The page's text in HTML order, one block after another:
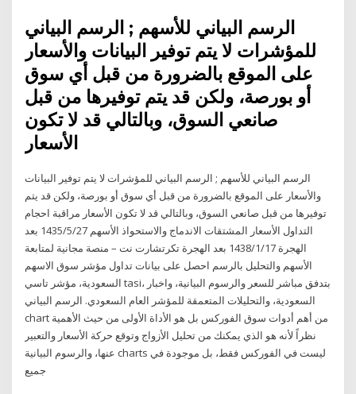
الرسم البياني للأسهم ; الرسم البياني
للمؤشرات لا يتم توفير البيانات والأسعار
على الموقع بالضرورة من قبل أي سوق
أو بورصة، ولكن قد يتم توفيرها من قبل
صانعي السوق، وبالتالي قد لا تكون
الأسعار
الرسم البياني للأسهم ; الرسم البياني للمؤشرات لا يتم توفير البيانات
والأسعار على الموقع بالضرورة من قبل أي سوق أو بورصة، ولكن قد يتم
توفيرها من قبل صانعي السوق، وبالتالي قد لا تكون الأسعار مراقبة احجام
التداول الأسعار المشتقات الاندماج والاستحواذ الأسهم 27‏‏/5‏‏/1435 بعد
الهجرة 17‏‏/1‏‏/1438 بعد الهجرة تكرتشارت نت – منصة مجانية لمتابعة
الأسهم والتحليل بالرسم احصل على بيانات تداول مؤشر سوق الاسهم
السعودية، مؤشر تاسي tasi، بتدفق مباشر للسعر والرسوم البيانية، واخبار
السعودية، والتحليلات المتعمقة للمؤشر العام السعودي. الرسم البياني
chart من أهم أدوات سوق الفوركس بل هو الأداة الأولى من حيث الأهمية
نظراً لأنه هو الذي يمكنك من تحليل الأزواج وتوقع حركة الأسعار والتعبير
عنها، والرسوم البيانية charts ليست في الفوركس فقط، بل موجودة في
جميع